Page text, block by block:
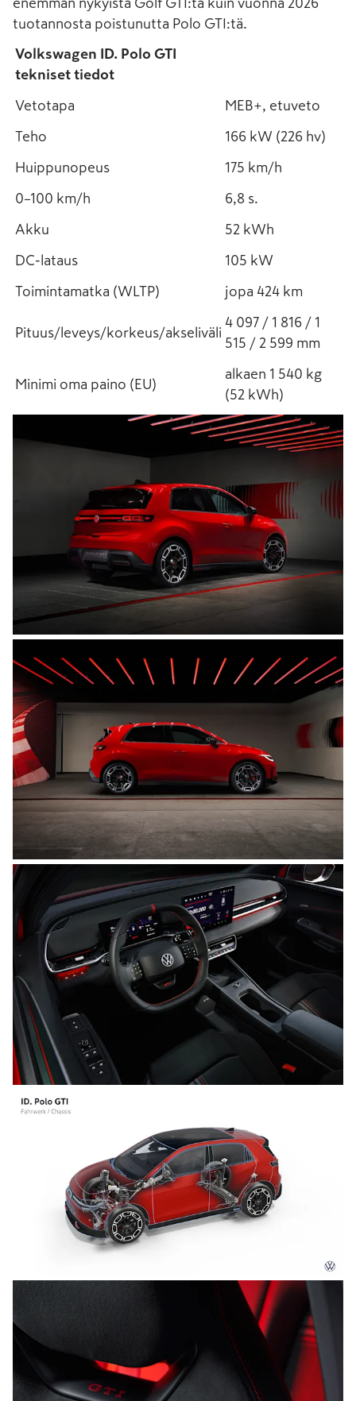
enemmän nykyistä Golf GTI:tä kuin vuonna 2026
tuotannosta poistunutta Polo GTI:tä.
Volkswagen ID. Polo GTI
tekniset tiedot
Vetotapa MEB+, etuveto
Teho 166 kW (226 hv)
Huippunopeus 175 km/h
0–100 km/h 6,8 s.
Akku 52 kWh
DC-lataus 105 kW
Toimintamatka (WLTP) jopa 424 km
Pituus/leveys/korkeus/akseliväli
4 097 / 1 816 / 1
515 / 2 599 mm
Minimi oma paino (EU)
alkaen 1 540 kg
(52 kWh)